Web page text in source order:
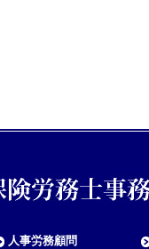
人事労務顧問